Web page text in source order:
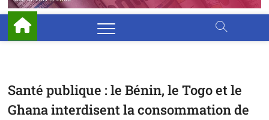
Santé publique : le Bénin, le Togo et le
Ghana interdisent la consommation de